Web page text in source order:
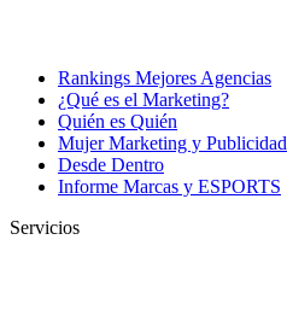
Rankings Mejores Agencias
¿Qué es el Marketing?
Quién es Quién
Mujer Marketing y Publicidad
Desde Dentro
Informe Marcas y ESPORTS
Servicios